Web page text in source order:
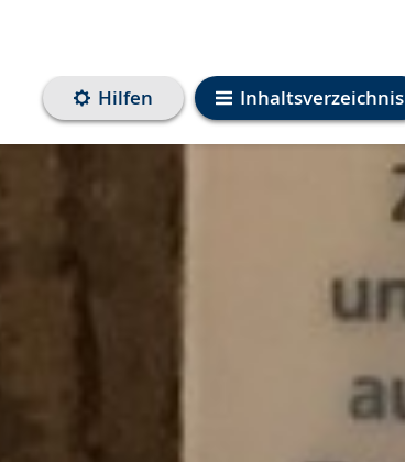
Inhaltsverzeichnis
Hilfen